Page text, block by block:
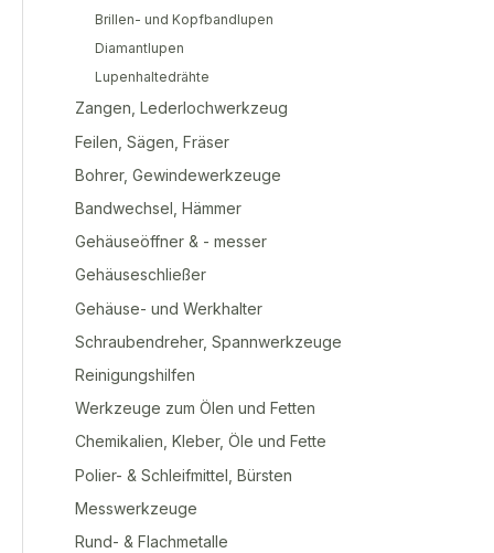
Brillen- und Kopfbandlupen
Diamantlupen
Lupenhaltedrähte
Zangen, Lederlochwerkzeug
Feilen, Sägen, Fräser
Bohrer, Gewindewerkzeuge
Bandwechsel, Hämmer
Gehäuseöffner & - messer
Gehäuseschließer
Gehäuse- und Werkhalter
Schraubendreher, Spannwerkzeuge
Reinigungshilfen
Werkzeuge zum Ölen und Fetten
Chemikalien, Kleber, Öle und Fette
Polier- & Schleifmittel, Bürsten
Messwerkzeuge
Rund- & Flachmetalle